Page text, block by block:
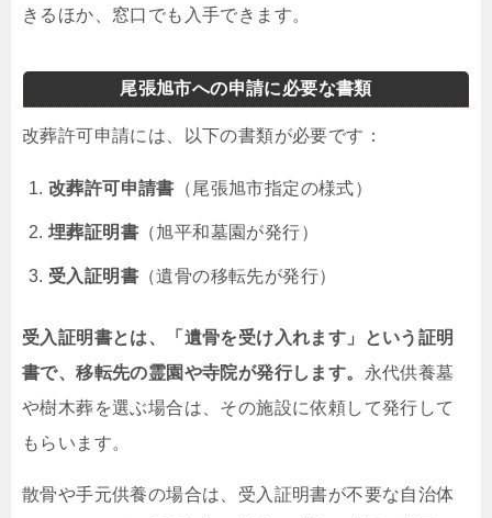
きるほか、窓口でも入手できます。
尾張旭市への申請に必要な書類
改葬許可申請には、以下の書類が必要です：
改葬許可申請書 （尾張旭市指定の様式）
埋葬証明書 （旭平和墓園が発行）
受入証明書 （遺骨の移転先が発行）
受入証明書とは、「遺骨を受け入れます」という証明
書で、移転先の霊園や寺院が発行します。 永代供養墓
や樹木葬を選ぶ場合は、その施設に依頼して発行して
もらいます。
散骨や手元供養の場合は、受入証明書が不要な自治体